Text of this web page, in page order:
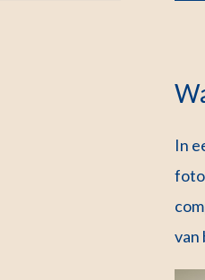
In
van